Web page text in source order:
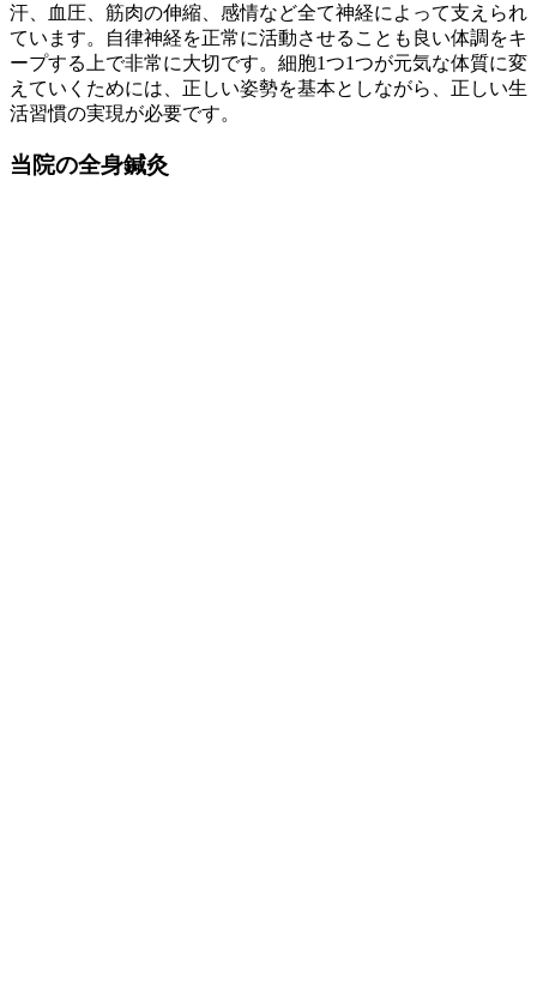
汗、血圧、筋肉の伸縮、感情など全て神経によって支えられ
ています。自律神経を正常に活動させることも良い体調をキ
ープする上で非常に大切です。細胞1つ1つが元気な体質に変
えていくためには、正しい姿勢を基本としながら、正しい生
活習慣の実現が必要です。
当院の全身鍼灸